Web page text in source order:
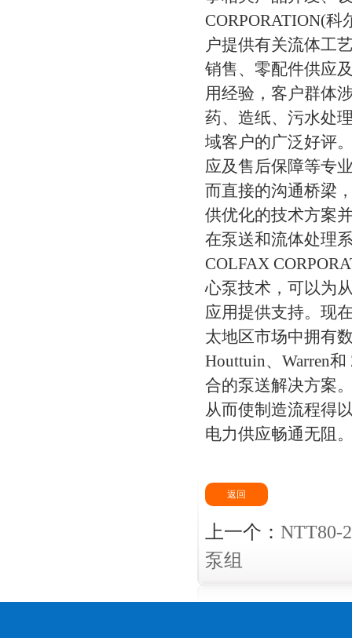
CORPORATION(
户提供有关流体工
销售、零配件供应
用经验，客户群体
药、造纸、污水处
域客户的广泛好评
应及售后保障等专
而直接的沟通桥梁
供优化的技术方案
在泵送和流体处理
COLFAX
心泵技术，可以为
应用提供支持。现
太地区市场中拥有
Houttuin、Warren
合的泵送解决方案
从而使制造流程得
电力供应畅通无阻
返回
上一个： NTT80-
泵组